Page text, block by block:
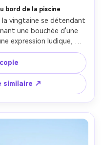
bord de la piscine
vingtaine se détendant
une bouchée d'une
expression ludique,
ouverte sur un pantalon
sur son visage, de
prise sur Canon R5
avec une profondeur de
nets, pores de peau
photo de style de
-ar 4:5
similaire ↗